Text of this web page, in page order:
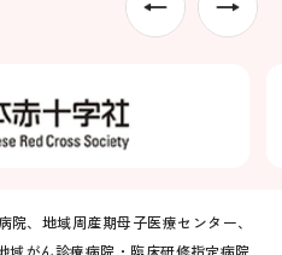
、地域周産期母子医療センター、
域がん診療病院・臨床研修指定病院